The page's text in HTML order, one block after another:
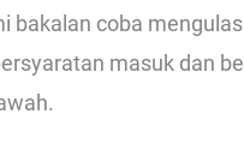
bakalan coba
masuk dan